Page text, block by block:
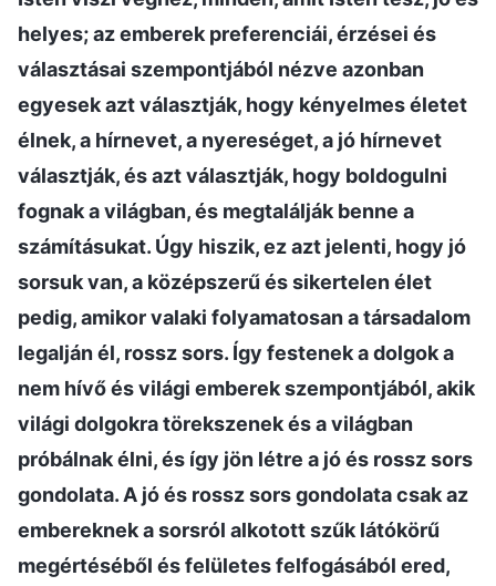
helyes; az emberek preferenciái, érzései és
választásai szempontjából nézve azonban
egyesek azt választják, hogy kényelmes életet
élnek, a hírnevet, a nyereséget, a jó hírnevet
választják, és azt választják, hogy boldogulni
fognak a világban, és megtalálják benne a
számításukat. Úgy hiszik, ez azt jelenti, hogy jó
sorsuk van, a középszerű és sikertelen élet
pedig, amikor valaki folyamatosan a társadalom
legalján él, rossz sors. Így festenek a dolgok a
nem hívő és világi emberek szempontjából, akik
világi dolgokra törekszenek és a világban
próbálnak élni, és így jön létre a jó és rossz sors
gondolata. A jó és rossz sors gondolata csak az
embereknek a sorsról alkotott szűk látókörű
megértéséből és felületes felfogásából ered,